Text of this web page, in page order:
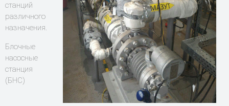
станций
различного
назначения.
Блочные
насосные
станция
(БНС)